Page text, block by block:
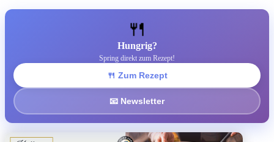
🍴
Hungrig?
Spring direkt zum Rezept!
🍴 Zum Rezept
📧 Newsletter